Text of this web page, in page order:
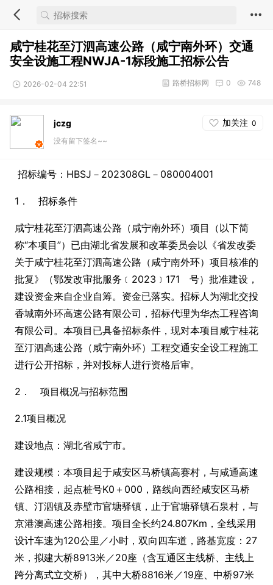
咸宁桂花至汀泗高速公路（咸宁南外环）交通
安全设施工程NWJA-1标段施工招标公告
2026-02-04 22:51 748
0
路桥招标网
jczg 加关注 0
没有留下签名~~
招标编号：HBSJ－202308GL－080004001
1． 招标条件
咸宁桂花至汀泗高速公路（咸宁南外环）项目（以下简
称“本项目”）已由湖北省发展和改革委员会以《省发改委
关于咸宁桂花至汀泗高速公路（咸宁南外环）项目核准的
批复》（鄂发改审批服务﹝2023﹞171 号）批准建设，
建设资金来自企业自筹。资金已落实。招标人为湖北交投
香城南外环高速公路有限公司，招标代理为华杰工程咨询
有限公司。本项目已具备招标条件，现对本项目咸宁桂花
至汀泗高速公路（咸宁南外环）工程交通安全设工程施工
进行公开招标，并对投标人进行资格后审。
2． 项目概况与招标范围
2.1项目概况
建设地点：湖北省咸宁市。
建设规模：本项目起于咸安区马桥镇高赛村，与咸通高速
公路相接，起点桩号K0＋000，路线向西经咸安区马桥
镇、汀泗镇及赤壁市官塘驿镇，止于官塘驿镇石泉村，与
京港澳高速公路相接。项目全长约24.807Km，全线采用
设计车速为120公里／小时，双向四车道，路基宽度：27
米，拟建大桥8913米／20座（含互通区主线桥、主线上
跨分离式立交桥），其中大桥8816米／19座、中桥97米